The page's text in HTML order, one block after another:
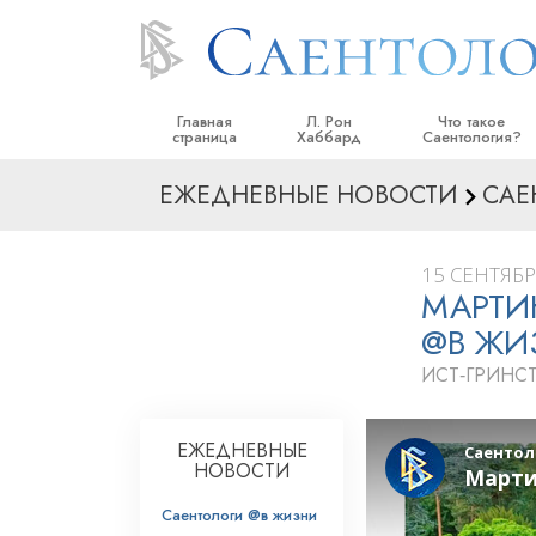
Главная
страница
Л. Рон
Хаббард
Что такое
Саентология?
Верования и
Что саентологи
Саентологии
Познакомьтесь с
Основные
Введение в
ЕЖЕДНЕВНЫЕ НОВОСТИ
15
@В
ЕЖЕДНЕВНЫЕ
НОВОСТИ
Саентологи @в жизни